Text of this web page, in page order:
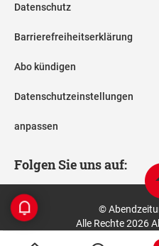
Datenschutz
Barrierefreiheitserklärung
Abo kündigen
Datenschutzeinstellungen
anpassen
Folgen Sie uns auf:
©
Alle Rechte 2026